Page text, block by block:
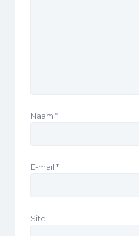
Naam *
E-mail *
Site